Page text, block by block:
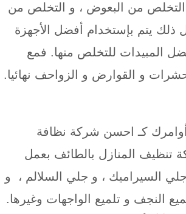
التخلص من البعوض ، و التخلص من
ذلك يتم بإستخدام أفضل الأجهزة
المبيدات للتخلص منها. فمع
و القوارض و الزواحف نهائيا.
أوامرك كـ احسن شركة نظافة
تنظيف المنازل بالطائف بعمل
السيراميك ، و جلي السلالم ، و
النجف و تلميع الواجهات وغيرها.